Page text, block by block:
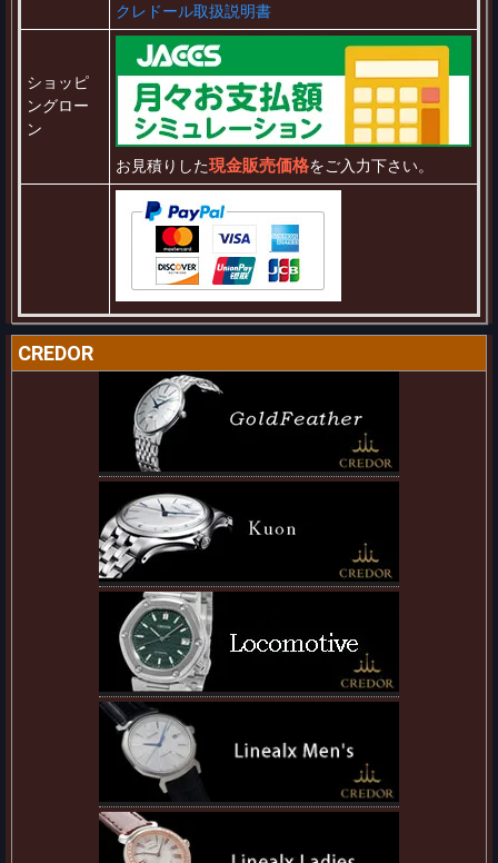
クレドール取扱説明書
ショッピ
ングロー
ン
お見積りした現金販売価格をご入力下さい。
CREDOR